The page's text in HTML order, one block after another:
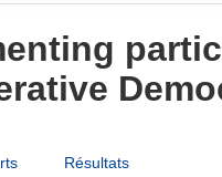
Résultats